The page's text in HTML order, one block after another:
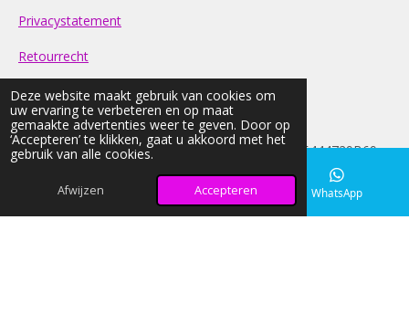
Deze website maakt gebruik van cookies om
uw ervaring te verbeteren en op maat
gemaakte advertenties weer te geven. Door op
‘Accepteren’ te klikken, gaat u akkoord met het
gebruik van alle cookies.
Afwijzen Accepteren
Privacystatement
Retourrecht
Contact
FAQ
© 2026 light-nd-glow KVK: 42033026 BTW:NL005444729B69
Alle prijzen op onze website zijn Inclusief BTW
E-mailadres Instagram WhatsApp